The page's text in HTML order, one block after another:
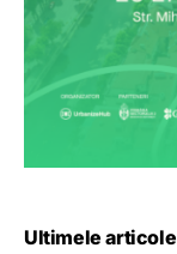
Ultimele articole